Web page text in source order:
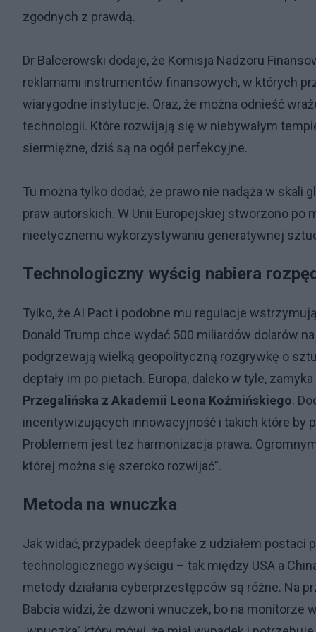
zgodnych z prawdą.
Dr Balcerowski dodaje, że Komisja Nadzoru
reklamami instrumentów finansowych, w których
wiarygodne instytucje. Oraz, że można odnieść
technologii. Które rozwijają się w niebywałym
siermiężne, dziś są na ogół perfekcyjne.
Tu można tylko dodać, że prawo nie nadąża w
praw autorskich. W Unii Europejskiej stworzono po
nieetycznemu wykorzystywaniu generatywnej
Technologiczny wyścig nabiera
Tylko, że AI Pact i podobne mu regulacje
Donald Trump chce wydać 500 miliardów dolarów
podgrzewają wielką geopolityczną rozgrywkę o
deptały im po pietach. Europa, daleko w tyle,
Przegalińska z Akademii Leona Koźmińskiego.
incentywizujących innowacyjność i takich które by
Problemem jest tez harmonizacja prawa.
której można się szeroko rozwijać”.
Metoda na wnuczka
Jak widać, przypadek deepfake z udziałem
technologicznego wyścigu – tak między USA a
metody działania cyberprzestępców są różne. Na
Babcia widzi, że dzwoni wnuczek, bo na monitorze